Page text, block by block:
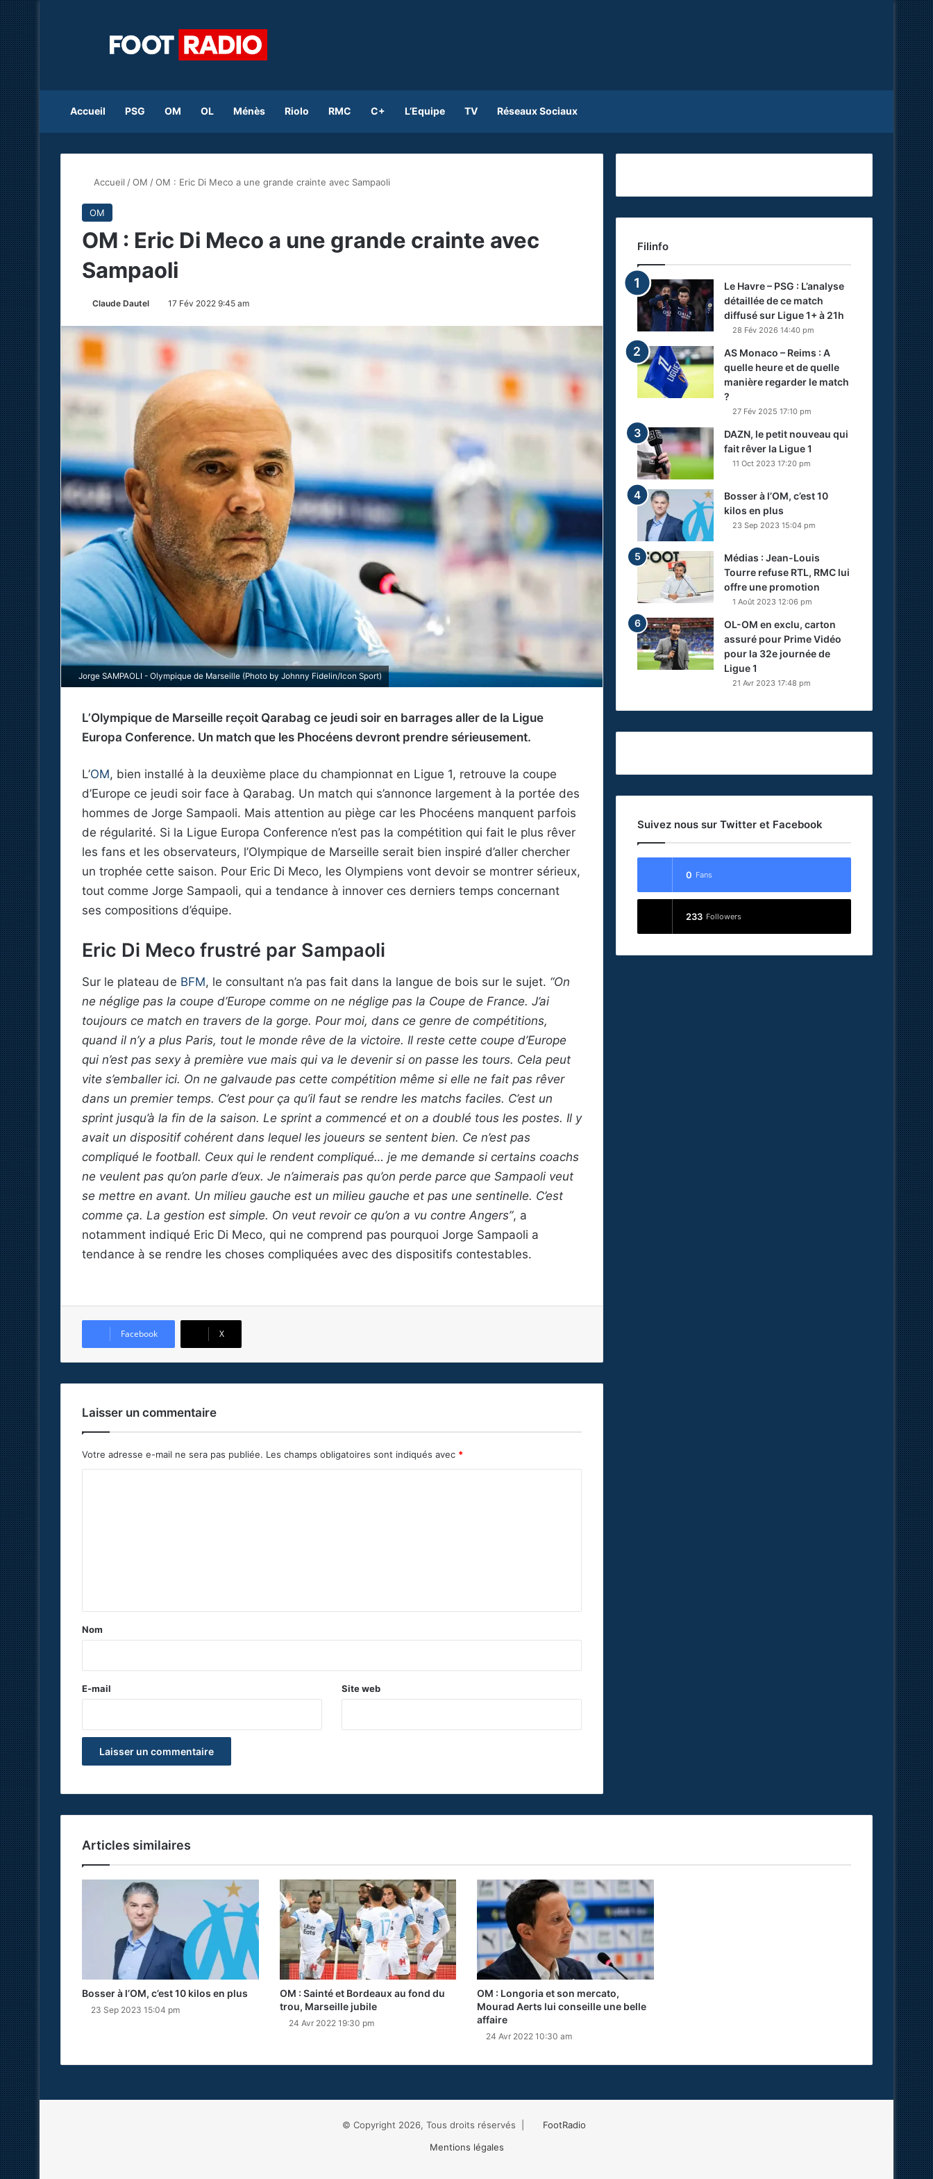
Accueil PSG OM OL Ménès Riolo RMC C+ L’Equipe TV Réseaux Sociaux
Accueil /OM /OM : Eric Di Meco a une grande crainte avec Sampaoli
OM
OM : Eric Di Meco a une grande crainte avec
Sampaoli
Claude Dautel 17 Fév 2022 9:45 am
Jorge SAMPAOLI - Olympique de Marseille (Photo by Johnny Fidelin/Icon Sport)
L’Olympique de Marseille reçoit Qarabag ce jeudi soir en barrages aller de la Ligue
Europa Conference. Un match que les Phocéens devront prendre sérieusement.
L’OM, bien installé à la deuxième place du championnat en Ligue 1, retrouve la coupe
d’Europe ce jeudi soir face à Qarabag. Un match qui s’annonce largement à la portée des
hommes de Jorge Sampaoli. Mais attention au piège car les Phocéens manquent parfois
de régularité. Si la Ligue Europa Conference n’est pas la compétition qui fait le plus rêver
les fans et les observateurs, l’Olympique de Marseille serait bien inspiré d’aller chercher
un trophée cette saison. Pour Eric Di Meco, les Olympiens vont devoir se montrer sérieux,
tout comme Jorge Sampaoli, qui a tendance à innover ces derniers temps concernant
ses compositions d’équipe.
Eric Di Meco frustré par Sampaoli
Sur le plateau de BFM, le consultant n’a pas fait dans la langue de bois sur le sujet. “On
ne néglige pas la coupe d’Europe comme on ne néglige pas la Coupe de France. J’ai
toujours ce match en travers de la gorge. Pour moi, dans ce genre de compétitions,
quand il n’y a plus Paris, tout le monde rêve de la victoire. Il reste cette coupe d’Europe
qui n’est pas sexy à première vue mais qui va le devenir si on passe les tours. Cela peut
vite s’emballer ici. On ne galvaude pas cette compétition même si elle ne fait pas rêver
dans un premier temps. C’est pour ça qu’il faut se rendre les matchs faciles. C’est un
sprint jusqu’à la fin de la saison. Le sprint a commencé et on a doublé tous les postes. Il y
avait un dispositif cohérent dans lequel les joueurs se sentent bien. Ce n’est pas
compliqué le football. Ceux qui le rendent compliqué… je me demande si certains coachs
ne veulent pas qu’on parle d’eux. Je n’aimerais pas qu’on perde parce que Sampaoli veut
se mettre en avant. Un milieu gauche est un milieu gauche et pas une sentinelle. C’est
comme ça. La gestion est simple. On veut revoir ce qu’on a vu contre Angers”, a
notamment indiqué Eric Di Meco, qui ne comprend pas pourquoi Jorge Sampaoli a
tendance à se rendre les choses compliquées avec des dispositifs contestables.
Facebook X
Laisser un commentaire
Votre adresse e-mail ne sera pas publiée. Les champs obligatoires sont indiqués avec *
a
e
Nom
E-mail Site web
Filinfo
Le Havre – PSG : L’analyse
détaillée de ce match
diffusé sur Ligue 1+ à 21h
28 Fév 2026 14:40 pm
AS Monaco – Reims : A
quelle heure et de quelle
manière regarder le match
?
27 Fév 2025 17:10 pm
DAZN, le petit nouveau qui
fait rêver la Ligue 1
11 Oct 2023 17:20 pm
Bosser à l’OM, c’est 10
kilos en plus
23 Sep 2023 15:04 pm
Médias : Jean-Louis
Tourre refuse RTL, RMC lui
offre une promotion
1 Août 2023 12:06 pm
OL-OM en exclu, carton
assuré pour Prime Vidéo
pour la 32e journée de
Ligue 1
21 Avr 2023 17:48 pm
Suivez nous sur Twitter et Facebook
0 Fans
233 Followers
Articles similaires
Bosser à l’OM, c’est 10 kilos en plus
23 Sep 2023 15:04 pm
OM : Sainté et Bordeaux au fond du
trou, Marseille jubile
24 Avr 2022 19:30 pm
OM : Longoria et son mercato,
Mourad Aerts lui conseille une belle
affaire
24 Avr 2022 10:30 am
© Copyright 2026, Tous droits réservés |
FootRadio
Mentions légales